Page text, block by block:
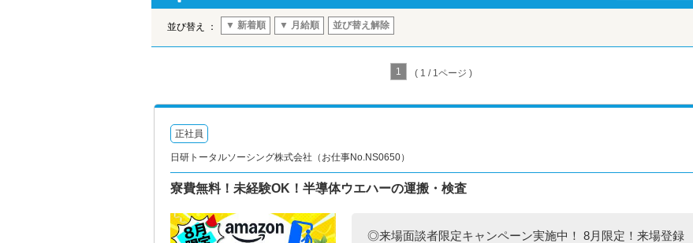
並び替え ： ▼ 新着順 ▼ 月給順 並び替え解除
1 ( 1 / 1ページ )
正社員
日研トータルソーシング株式会社（お仕事No.NS0650）
寮費無料！未経験OK！半導体ウエハーの運搬・検査
◎来場面談者限定キャンペーン実施中！ 8月限定！来場登録